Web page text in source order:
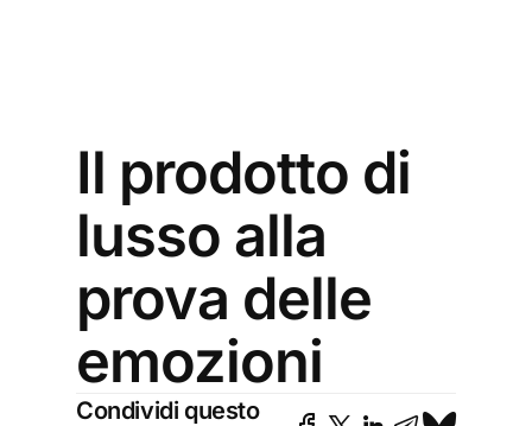
Il prodotto di
lusso alla
prova delle
emozioni
Condividi questo